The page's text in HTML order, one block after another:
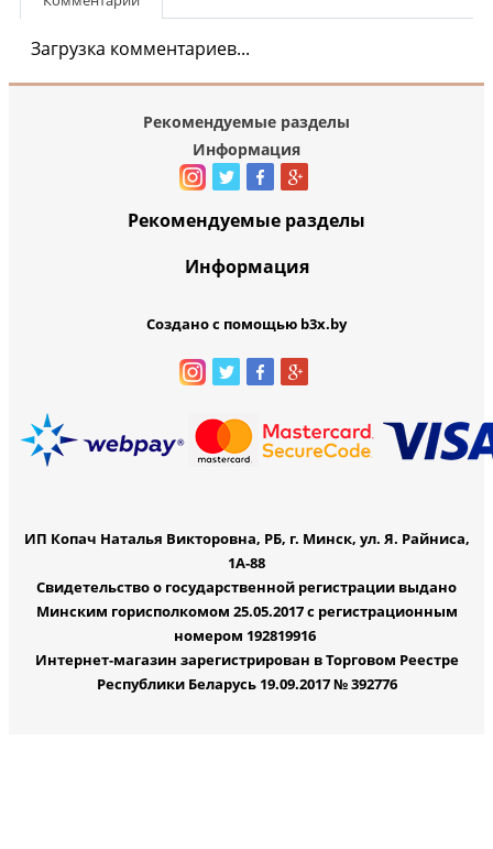
Загрузка комментариев...
Рекомендуемые разделы
Информация
Рекомендуемые разделы
Информация
Создано с помощью b3x.by
ИП Копач Наталья Викторовна, РБ, г. Минск, ул. Я. Райниса,
1А-88
Свидетельство о государственной регистрации выдано
Минским горисполкомом 25.05.2017 с регистрационным
номером 192819916
Интернет-магазин зарегистрирован в Торговом Реестре
Республики Беларусь 19.09.2017 № 392776